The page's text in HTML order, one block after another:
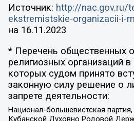
Источник: http://nac.gov.ru/
ekstremistskie-organizacii-i-
на 16.11.2023
* Перечень общественных
религиозных организаций
которых судом принято
законную силу решение о
запрете деятельности:
Национал-большевистская
Кубанской Духовно Родовой